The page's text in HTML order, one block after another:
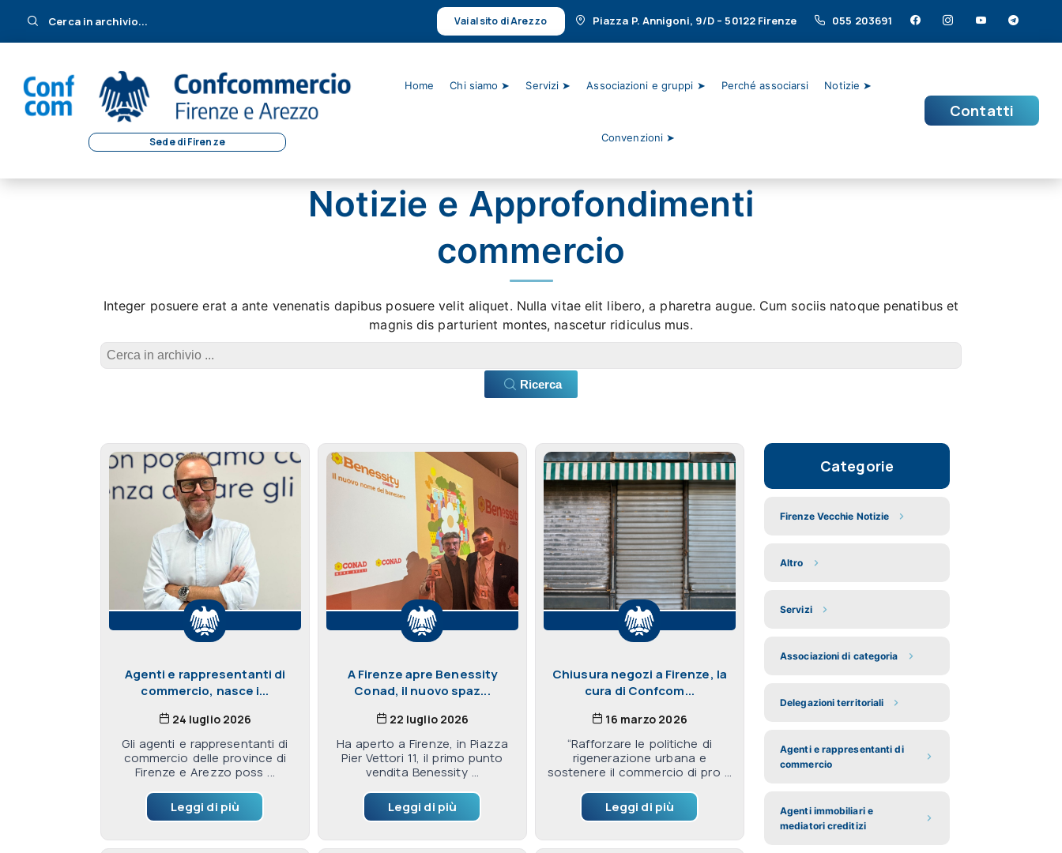
Cerca in archivio... Vai al sito di Arezzo Piazza P. Annigoni, 9/D – 50122 Firenze 055 203691
Sede di Firenze
Home Chi siamo ➤ Servizi ➤ Associazioni e gruppi ➤ Perché associarsi Notizie ➤
Convenzioni ➤
Contatti
Notizie e Approfondimenti
commercio
Integer posuere erat a ante venenatis dapibus posuere velit aliquet. Nulla vitae elit libero, a pharetra augue. Cum sociis natoque penatibus et
magnis dis parturient montes, nascetur ridiculus mus.
Ricerca
Agenti e rappresentanti di
commercio, nasce i...
24 luglio 2026
Gli agenti e rappresentanti di
commercio delle province di
Firenze e Arezzo poss ...
Leggi di più
A Firenze apre Benessity
Conad, il nuovo spaz...
22 luglio 2026
Ha aperto a Firenze, in Piazza
Pier Vettori 11, il primo punto
vendita Benessity ...
Leggi di più
Chiusura negozi a Firenze, la
cura di Confcom...
16 marzo 2026
“Rafforzare le politiche di
rigenerazione urbana e
sostenere il commercio di pro ...
Leggi di più
Categorie
Firenze Vecchie Notizie
Altro
Servizi
Associazioni di categoria
Delegazioni territoriali
Agenti e rappresentanti di
commercio
Agenti immobiliari e
mediatori creditizi